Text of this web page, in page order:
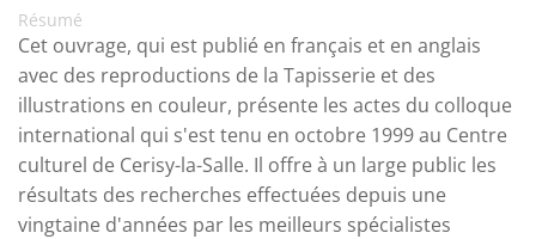
Résumé
Cet ouvrage, qui est publié en français et en anglais
avec des reproductions de la Tapisserie et des
illustrations en couleur, présente les actes du colloque
international qui s'est tenu en octobre 1999 au Centre
culturel de Cerisy-la-Salle. Il offre à un large public les
résultats des recherches effectuées depuis une
vingtaine d'années par les meilleurs spécialistes